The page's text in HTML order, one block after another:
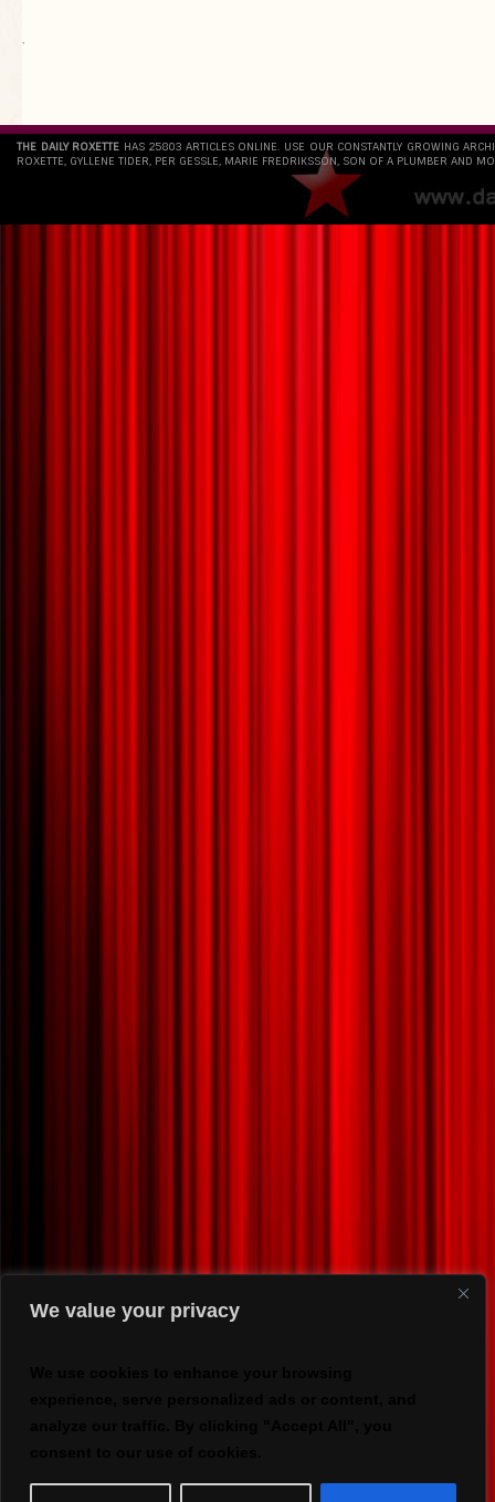
We value your privacy
`
THE DAILY ROXETTE HAS 25803 ARTICLES ONLINE. USE OUR CONSTANTLY GROWING
ROXETTE, GYLLENE TIDER, PER GESSLE, MARIE FREDRIKSSON, SON OF A PLUMBER AND